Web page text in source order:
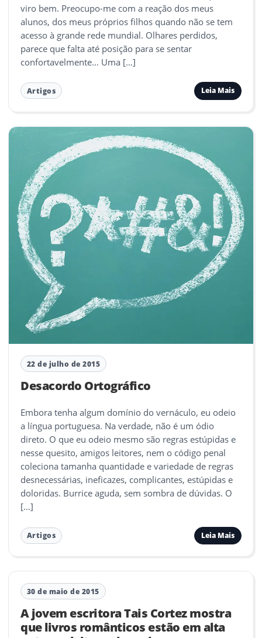
viro bem. Preocupo-me com a reação dos meus
alunos, dos meus próprios filhos quando não se tem
acesso à grande rede mundial. Olhares perdidos,
parece que falta até posição para se sentar
confortavelmente… Uma […]
Artigos Leia Mais
22 de julho de 2015
Desacordo Ortográfico
Embora tenha algum domínio do vernáculo, eu odeio
a língua portuguesa. Na verdade, não é um ódio
direto. O que eu odeio mesmo são regras estúpidas e
nesse quesito, amigos leitores, nem o código penal
coleciona tamanha quantidade e variedade de regras
desnecessárias, ineficazes, complicantes, estúpidas e
doloridas. Burrice aguda, sem sombra de dúvidas. O
[…]
Artigos Leia Mais
30 de maio de 2015
A jovem escritora Tais Cortez mostra
que livros românticos estão em alta